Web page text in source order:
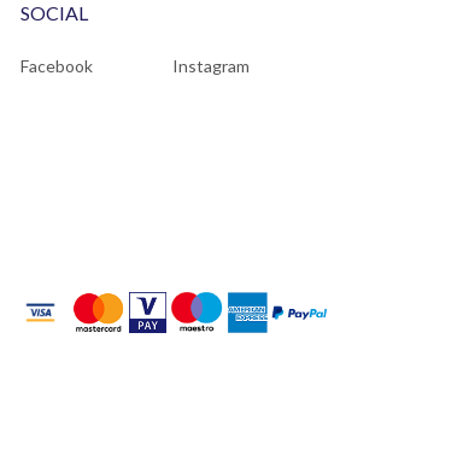
SOCIAL
Facebook Instagram